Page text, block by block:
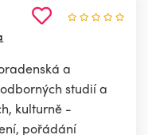
a
studií a
kulturně -
pořádání